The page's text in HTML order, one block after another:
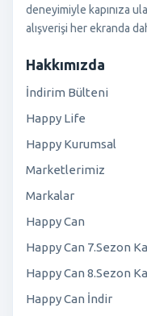
deneyimiyle kapınıza
alışverişi her ekranda
Hakkımızda
İndirim Bülteni
Happy Life
Happy Kurumsal
Marketlerimiz
Markalar
Happy Can
Happy Can 7.Sezon
Happy Can 8.Sezon
Happy Can İndir